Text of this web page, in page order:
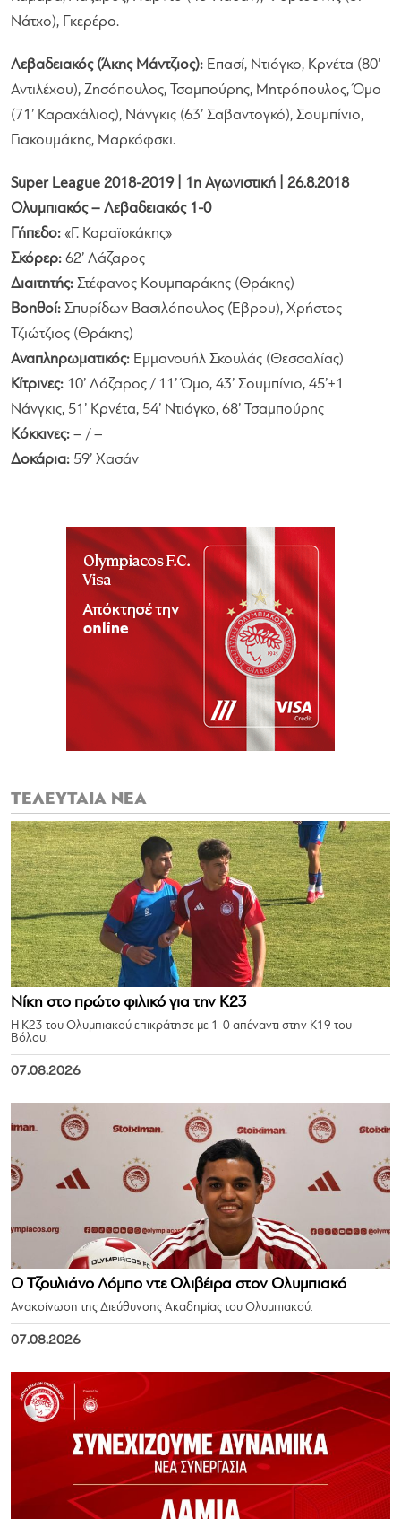
Νάτχο), Γκερέρο.
Λεβαδειακός (Άκης Μάντζιος): Επασί, Ντιόγκο, Κρνέτα (80’
Αντιλέχου), Ζησόπουλος, Τσαμπούρης, Μητρόπουλος, Όμο
(71’ Καραχάλιος), Νάνγκις (63’ Σαβαντογκό), Σουμπίνιο,
Γιακουμάκης, Μαρκόφσκι.
Super League 2018-2019 | 1η Αγωνιστική | 26.8.2018
Ολυμπιακός – Λεβαδειακός 1-0
Γήπεδο: «Γ. Καραϊσκάκης»
Σκόρερ: 62’ Λάζαρος
Διαιτητής: Στέφανος Κουμπαράκης (Θράκης)
Βοηθοί: Σπυρίδων Βασιλόπουλος (Έβρου), Χρήστος
Τζιώτζιος (Θράκης)
Αναπληρωματικός: Εμμανουήλ Σκουλάς (Θεσσαλίας)
Κίτρινες: 10’ Λάζαρος / 11’ Όμο, 43’ Σουμπίνιο, 45’+1
Νάνγκις, 51’ Κρνέτα, 54’ Ντιόγκο, 68’ Τσαμπούρης
Κόκκινες: – / –
Δοκάρια: 59’ Χασάν
ΤΕΛΕΥΤΑΙΑ ΝΕΑ
Νίκη στο πρώτο φιλικό για την Κ23
Η Κ23 του Ολυμπιακού επικράτησε με 1-0 απέναντι στην Κ19 του
Βόλου.
07.08.2026
Ο Τζουλιάνο Λόμπο ντε Ολιβέιρα στον Ολυμπιακό
Ανακοίνωση της Διεύθυνσης Ακαδημίας του Ολυμπιακού.
07.08.2026